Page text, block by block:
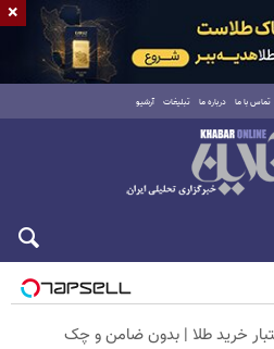
تماس با ما درباره ما تبلیغات آرشیو
×